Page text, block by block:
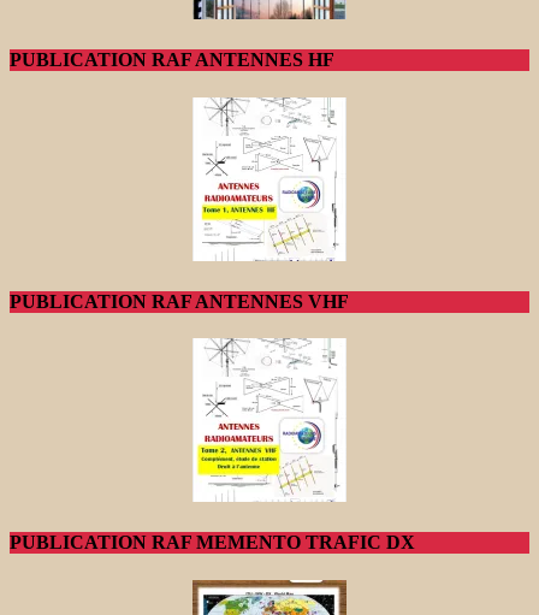
PUBLICATION RAF ANTENNES HF
PUBLICATION RAF ANTENNES VHF
PUBLICATION RAF MEMENTO TRAFIC DX